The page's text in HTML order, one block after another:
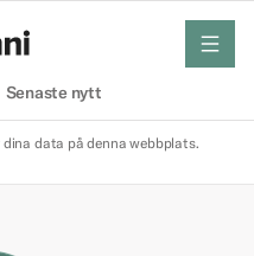
Senaste nytt
meny
data på denna webbplats.